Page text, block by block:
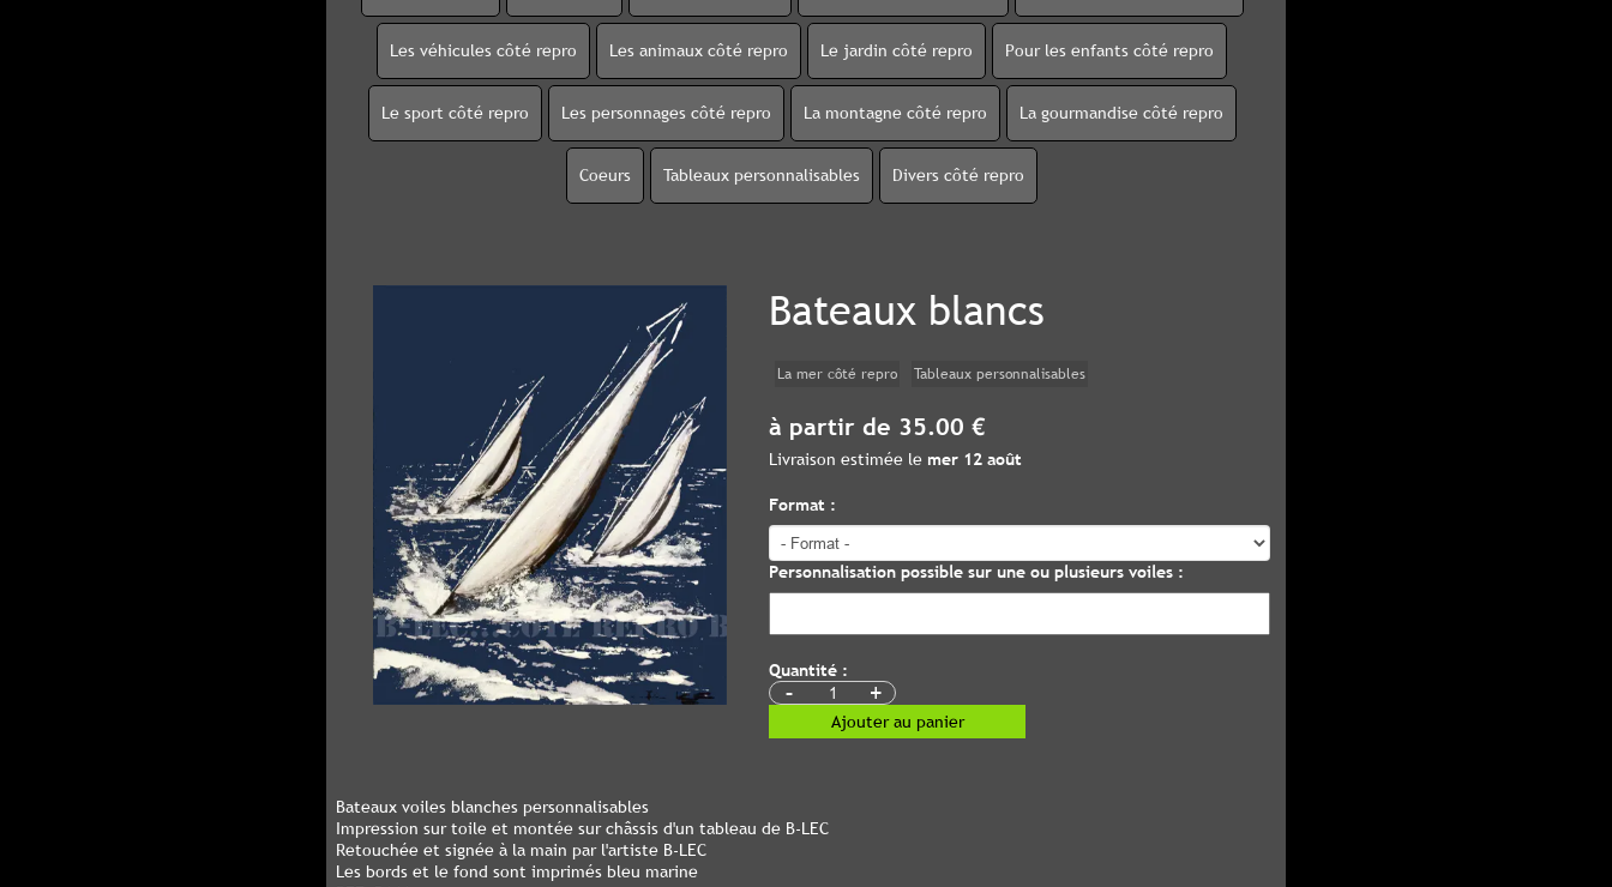
Les véhicules côté repro Les animaux côté repro Le jardin côté repro Pour les enfants côté repro
Le sport côté repro Les personnages côté repro La montagne côté repro La gourmandise côté repro
Coeurs Tableaux personnalisables Divers côté repro
Bateaux blancs
La mer côté repro Tableaux personnalisables
à partir de 35.00 €
Livraison estimée le mer 12 août
Format :
Personnalisation possible sur une ou plusieurs voiles :
Quantité :
- +
Ajouter au panier
Bateaux voiles blanches personnalisables
Impression sur toile et montée sur châssis d'un tableau de B-LEC
Retouchée et signée à la main par l'artiste B-LEC
Les bords et le fond sont imprimés bleu marine